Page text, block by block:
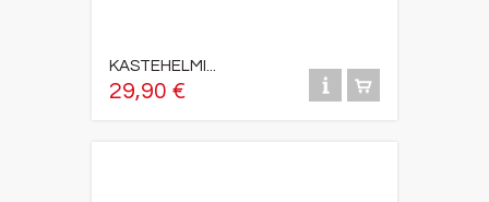
KASTEHELMI...
29,90 €